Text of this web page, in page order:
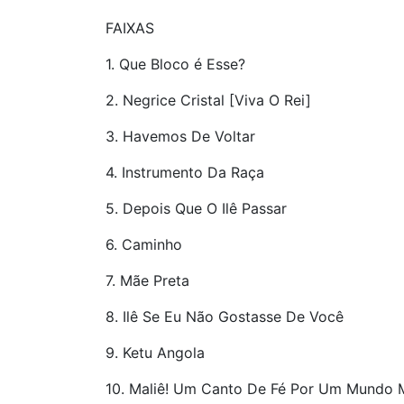
FAIXAS
1. Que Bloco é Esse?
2. Negrice Cristal [Viva O Rei]
3. Havemos De Voltar
4. Instrumento Da Raça
5. Depois Que O Ilê Passar
6. Caminho
7. Mãe Preta
8. Ilê Se Eu Não Gostasse De Você
9. Ketu Angola
10. Maliê! Um Canto De Fé Por Um Mundo